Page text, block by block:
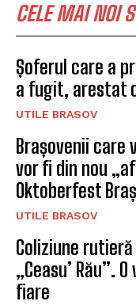
CELE MAI NOI
Șoferul care a
a fugit, arestat
UTILE BRASOV
Brașovenii care
vor fi din nou
Oktoberfest
UTILE BRASOV
Coliziune
„Ceasu’ Rău”.
fiare